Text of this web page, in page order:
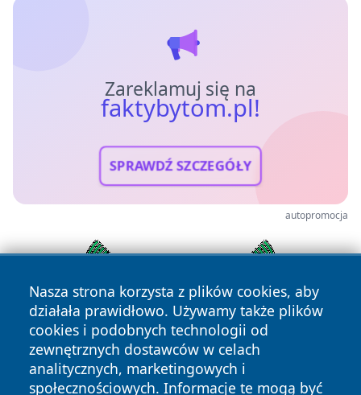
Zareklamuj się na
faktybytom.pl!
SPRAWDŹ SZCZEGÓŁY
autopromocja
Nasza strona korzysta z plików cookies, aby
działała prawidłowo. Używamy także plików
cookies i podobnych technologii od
zewnętrznych dostawców w celach
analitycznych, marketingowych i
społecznościowych. Informacje te mogą być